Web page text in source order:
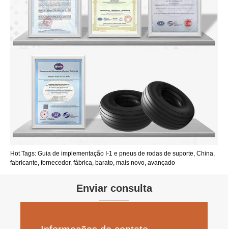
Hot Tags: Guia de implementação I-1 e pneus de rodas de suporte, China,
fabricante, fornecedor, fábrica, barato, mais novo, avançado
Enviar consulta